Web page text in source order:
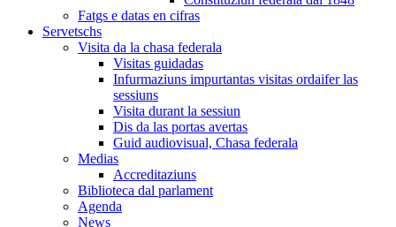
Fatgs e datas en cifras
Servetschs
Visita da la chasa federala
Visitas guidadas
Infurmaziuns impurtantas visitas ordaifer las
sessiuns
Visita durant la sessiun
Dis da las portas avertas
Guid audiovisual, Chasa federala
Medias
Accreditaziuns
Biblioteca dal parlament
Agenda
News